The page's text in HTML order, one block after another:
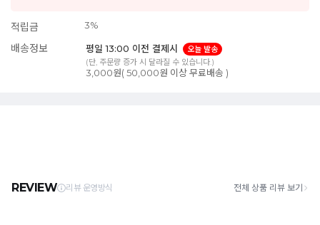
적립금 3%
배송정보 평일 13:00 이전 결제시
오늘 발송
(단, 주문량 증가 시 달라질 수 있습니다.)
3,000원( 50,000원 이상 무료배송 )